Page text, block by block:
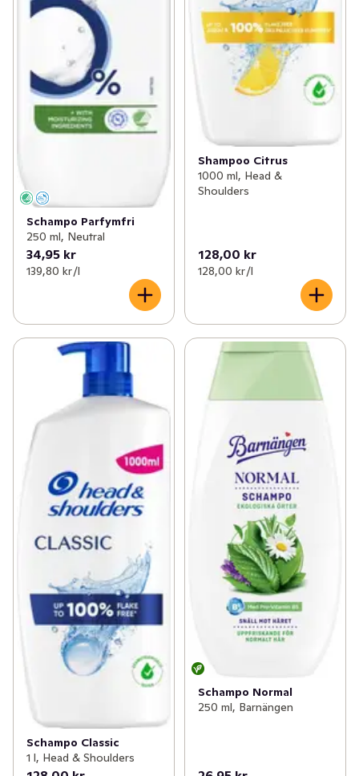
Schampo Parfymfri
250 ml, Neutral
34,95 kr
139,80 kr /l
Shampoo Citrus
1000 ml, Head &
Shoulders
128,00 kr
128,00 kr /l
Schampo Classic
1 l, Head & Shoulders
Schampo Normal
250 ml, Barnängen